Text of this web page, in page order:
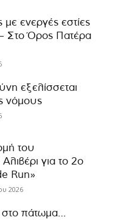
ενεργές εστίες
– Στο Όρος Πατέρα
εξελίσσεται
νόμους
του
για το 2ο
Run»
2026
πάτωμα…